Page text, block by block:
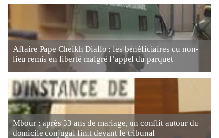
Affaire Pape Cheikh Diallo : les bénéficiaires du non-
lieu remis en liberté malgré l’appel du parquet
Mbour : après 33 ans de mariage, un conflit autour du
domicile conjugal finit devant le tribunal